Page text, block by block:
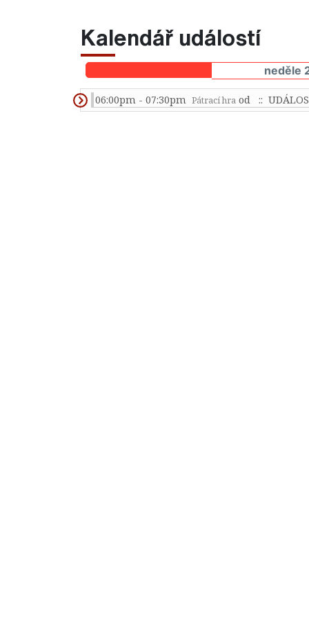
Kalendář událostí
neděle
06:00pm - 07:30pm Pátrací hra od ::